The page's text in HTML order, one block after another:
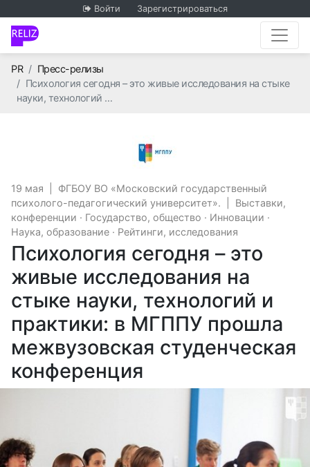
Войти Зарегистрироваться
PRГлавная
Пресс-релизы
Психология сегодня – это живые исследования на стыке
науки, технологий …
19 мая
ФГБОУ ВО «Московский государственный
психолого-педагогический университет».
Выставки,
конференции · Государство, общество · Инновации ·
Наука, образование · Рейтинги, исследования
Психология сегодня – это
живые исследования на
стыке науки, технологий и
практики: в МГППУ прошла
межвузовская студенческая
конференция